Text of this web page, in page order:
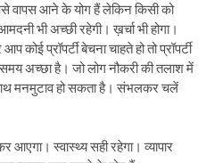
वापस आने के योग हैं लेकिन किसी को
भी अच्छी रहेगी। ख़र्चा भी होगा।
प्रॉपर्टी बेचना चाहते हो तो प्रॉपर्टी
अच्छा है। जो लोग नौकरी की तलाश में
मनमुटाव हो सकता है। संभलकर चलें
स्वास्थ्य सही रहेगा। व्यापार